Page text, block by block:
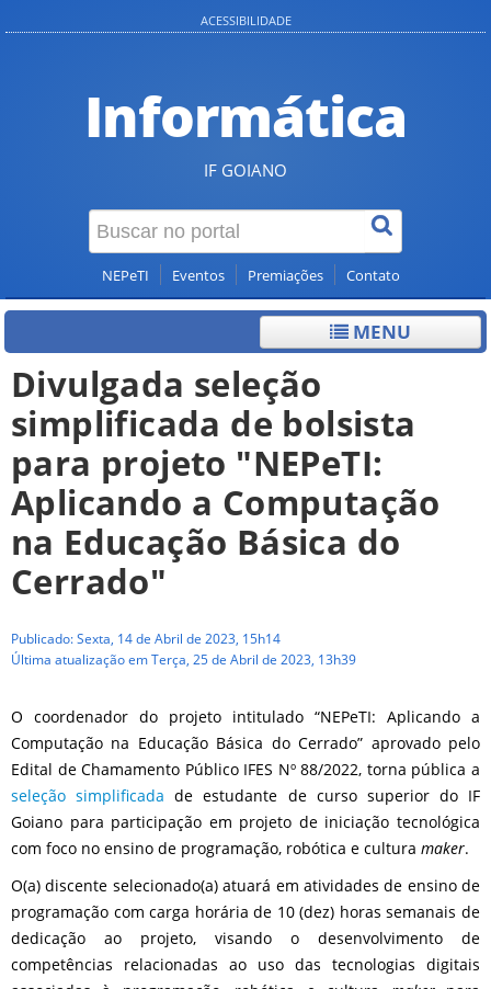
ACESSIBILIDADE
Informática
IF GOIANO
NEPeTI Eventos Premiações Contato
MENU
Divulgada seleção
simplificada de bolsista
para projeto "NEPeTI:
Aplicando a Computação
na Educação Básica do
Cerrado"
Publicado: Sexta, 14 de Abril de 2023, 15h14
Última atualização em Terça, 25 de Abril de 2023, 13h39
O coordenador do projeto intitulado “NEPeTI: Aplicando a
Computação na Educação Básica do Cerrado” aprovado pelo
Edital de Chamamento Público IFES Nº 88/2022, torna pública a
seleção simplificada de estudante de curso superior do IF
Goiano para participação em projeto de iniciação tecnológica
com foco no ensino de programação, robótica e cultura maker.
O(a) discente selecionado(a) atuará em atividades de ensino de
programação com carga horária de 10 (dez) horas semanais de
dedicação ao projeto, visando o desenvolvimento de
competências relacionadas ao uso das tecnologias digitais